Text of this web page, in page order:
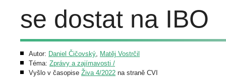
se dostat na IBO
Autor: Daniel Čičovský, Matěj Vostrčil
Téma: Zprávy a zajímavosti /
Vyšlo v časopise Živa 4/2022 na straně CVI